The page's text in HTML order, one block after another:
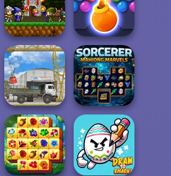
Favorite Puzzles Mini Springs
Mini Guardians
Castle Defense
Bubble Shooter
HD 3
The Cargo
Sorcerer
Mahjong Marvels